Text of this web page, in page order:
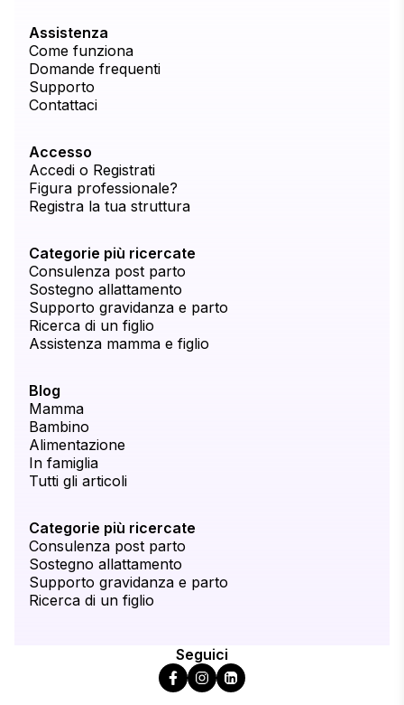
Assistenza
Come funziona
Domande frequenti
Supporto
Contattaci
Accesso
Accedi o Registrati
Figura professionale?
Registra la tua struttura
Categorie più ricercate
Consulenza post parto
Sostegno allattamento
Supporto gravidanza e parto
Ricerca di un figlio
Assistenza mamma e figlio
Blog
Mamma
Bambino
Alimentazione
In famiglia
Tutti gli articoli
Categorie più ricercate
Consulenza post parto
Sostegno allattamento
Supporto gravidanza e parto
Ricerca di un figlio
Seguici